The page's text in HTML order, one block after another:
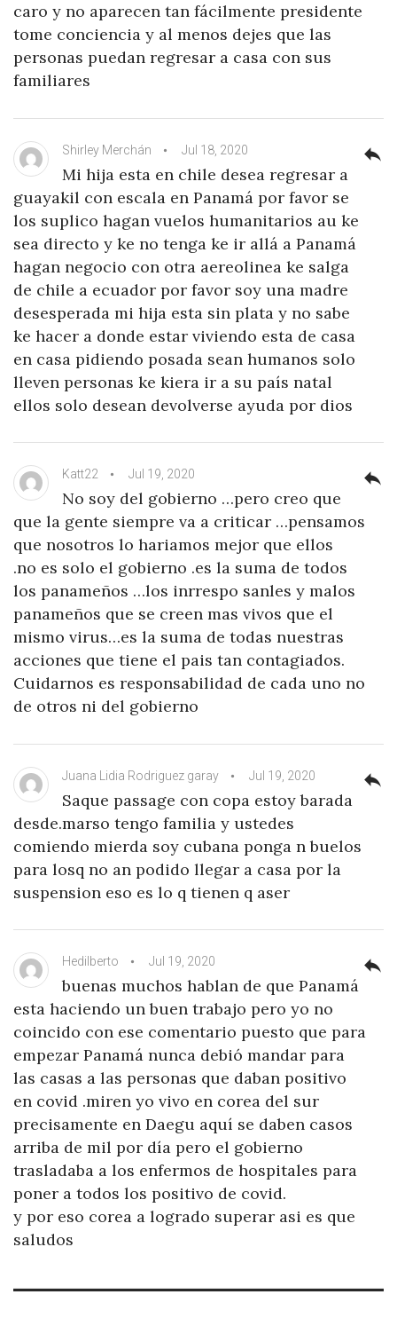
caro y no aparecen tan fácilmente presidente
tome conciencia y al menos dejes que las
personas puedan regresar a casa con sus
familiares
Shirley Merchán Jul 18, 2020
Mi hija esta en chile desea regresar a
guayakil con escala en Panamá por favor se
los suplico hagan vuelos humanitarios au ke
sea directo y ke no tenga ke ir allá a Panamá
hagan negocio con otra aereolinea ke salga
de chile a ecuador por favor soy una madre
desesperada mi hija esta sin plata y no sabe
ke hacer a donde estar viviendo esta de casa
en casa pidiendo posada sean humanos solo
lleven personas ke kiera ir a su país natal
ellos solo desean devolverse ayuda por dios
reply
Katt22 Jul 19, 2020
No soy del gobierno …pero creo que
que la gente siempre va a criticar …pensamos
que nosotros lo hariamos mejor que ellos
.no es solo el gobierno .es la suma de todos
los panameños …los inrrespo sanles y malos
panameños que se creen mas vivos que el
mismo virus…es la suma de todas nuestras
acciones que tiene el pais tan contagiados.
Cuidarnos es responsabilidad de cada uno no
de otros ni del gobierno
reply
Juana Lidia Rodriguez garay Jul 19, 2020
Saque passage con copa estoy barada
desde.marso tengo familia y ustedes
comiendo mierda soy cubana ponga n buelos
para losq no an podido llegar a casa por la
suspension eso es lo q tienen q aser
reply
Hedilberto Jul 19, 2020
buenas muchos hablan de que Panamá
esta haciendo un buen trabajo pero yo no
coincido con ese comentario puesto que para
empezar Panamá nunca debió mandar para
las casas a las personas que daban positivo
en covid .miren yo vivo en corea del sur
precisamente en Daegu aquí se daben casos
arriba de mil por día pero el gobierno
trasladaba a los enfermos de hospitales para
poner a todos los positivo de covid.
y por eso corea a logrado superar asi es que
saludos
reply